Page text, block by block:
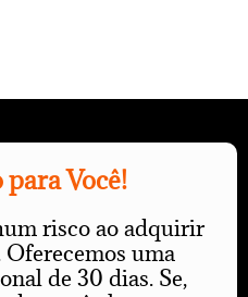
Você!
risco ao adquirir
Oferecemos uma
de 30 dias. Se,